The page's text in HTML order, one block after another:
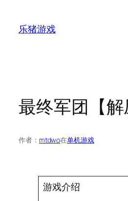
乐猪游戏
最终军团【解
作者： mtdwo在单机游戏
游戏介绍